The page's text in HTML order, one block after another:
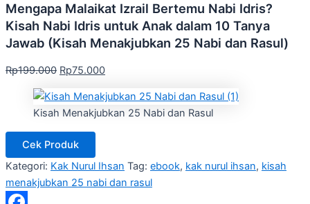
Mengapa Malaikat Izrail Bertemu Nabi Idris?
Kisah Nabi Idris untuk Anak dalam 10 Tanya
Jawab (Kisah Menakjubkan 25 Nabi dan Rasul)
Rp199.000 Rp75.000
Kisah Menakjubkan 25 Nabi dan Rasul
Cek Produk
Kategori: Kak Nurul Ihsan Tag: ebook, kak nurul ihsan, kisah
menakjubkan 25 nabi dan rasul